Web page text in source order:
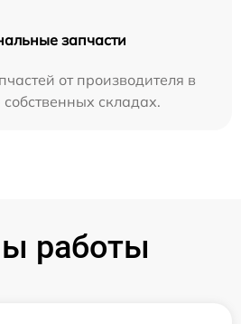
запчасти
от производителя в
складах.
работы